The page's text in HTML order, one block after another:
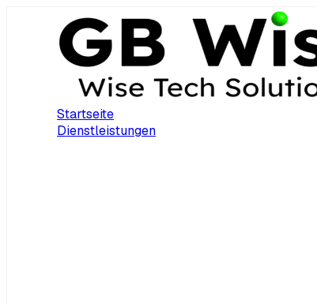
Startseite
Dienstleistungen